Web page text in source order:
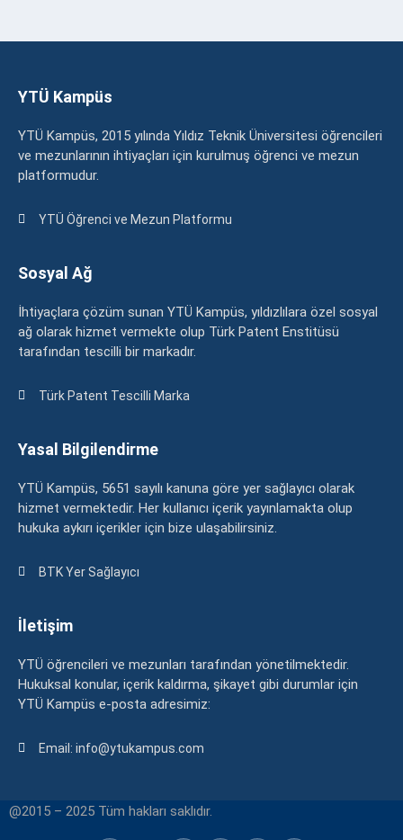
YTÜ Kampüs
YTÜ Kampüs, 2015 yılında Yıldız Teknik Üniversitesi öğrencileri
ve mezunlarının ihtiyaçları için kurulmuş öğrenci ve mezun
platformudur.
YTÜ Öğrenci ve Mezun Platformu
Sosyal Ağ
İhtiyaçlara çözüm sunan YTÜ Kampüs, yıldızlılara özel sosyal
ağ olarak hizmet vermekte olup Türk Patent Enstitüsü
tarafından tescilli bir markadır.
Türk Patent Tescilli Marka
Yasal Bilgilendirme
YTÜ Kampüs, 5651 sayılı kanuna göre yer sağlayıcı olarak
hizmet vermektedir. Her kullanıcı içerik yayınlamakta olup
hukuka aykırı içerikler için bize ulaşabilirsiniz.
BTK Yer Sağlayıcı
İletişim
YTÜ öğrencileri ve mezunları tarafından yönetilmektedir.
Hukuksal konular, içerik kaldırma, şikayet gibi durumlar için
YTÜ Kampüs e-posta adresimiz:
Email: info@ytukampus.com
@2015 – 2025 Tüm hakları saklıdır.